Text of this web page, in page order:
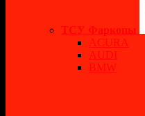
ТСУ Фаркопы
ACURA
AUDI
BMW